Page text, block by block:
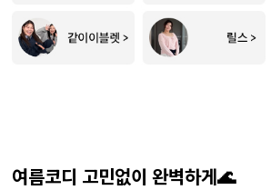
여름코디 고민없이 완벽하게🌊